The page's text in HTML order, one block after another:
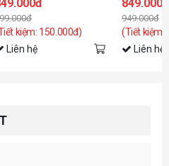
kiệm: 150.000đ)
Liên hệ
849.000đ
949.000đ
(Tiết kiệm:
Liên hệ